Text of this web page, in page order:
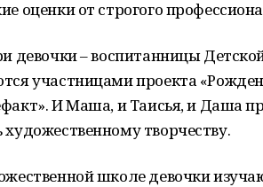
оценки от строгого
девочки – воспитанницы
участницами проекта
И Маша, и Таисья, и Даша
художественному творчеству.
школе девочки